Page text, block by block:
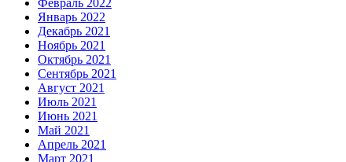
Январь 2022
Декабрь 2021
Ноябрь 2021
Октябрь 2021
Сентябрь 2021
Август 2021
Июль 2021
Июнь 2021
Май 2021
Апрель 2021
Март 2021